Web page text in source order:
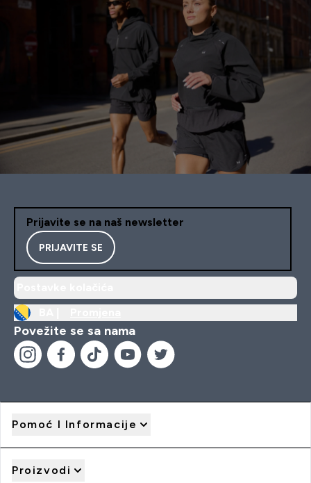
Prijavite se na naš newsletter
PRIJAVITE SE
Povežite se sa nama
Pomoć I Informacije
Proizvodi